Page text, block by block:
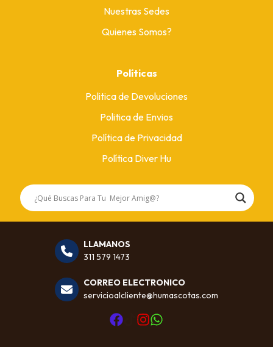
Nuestras Sedes
Quienes Somos?
Políticas
Politica de Devoluciones
Politica de Envios
Política de Privacidad
Política Diver Hu
LLAMANOS
311 579 1473
CORREO ELECTRONICO
servicioalcliente@humascotas.com